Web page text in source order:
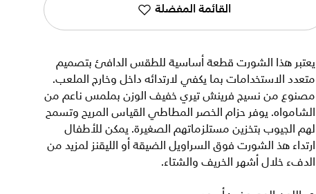
القائمة المفضلة
يعتبر هذا الشورت قطعة أساسية للطقس الدافئ بتصميم
متعدد الاستخدامات بما يكفي لارتدائه داخل وخارج الملعب.
مصنوع من نسيج فرينش تيري خفيف الوزن بملمس ناعم من
الشامواه. يوفر حزام الخصر المطاطي القياس المريح وتسمح
لهم الجيوب بتخزين مستلزماتهم الصغيرة. يمكن للأطفال
ارتداء هذ الشورت فوق السراويل الضيقة أو الليقنز لمزيد من
الدفء خلال أشهر الخريف والشتاء.